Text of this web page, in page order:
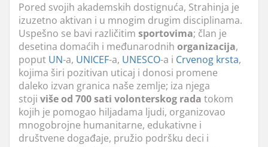
Pored svojih akademskih dostignuća, Strahinja je
izuzetno aktivan i u mnogim drugim disciplinama.
Uspešno se bavi različitim sportovima; član je
desetina domaćih i međunarodnih organizacija,
poput UN-a, UNICEF-a, UNESCO-a i Crvenog krsta,
kojima širi pozitivan uticaj i donosi promene
daleko izvan granica naše zemlje; iza njega
stoji više od 700 sati volonterskog rada tokom
kojih je pomogao hiljadama ljudi, organizovao
mnogobrojne humanitarne, edukativne i
društvene događaje, pružio podršku deci i